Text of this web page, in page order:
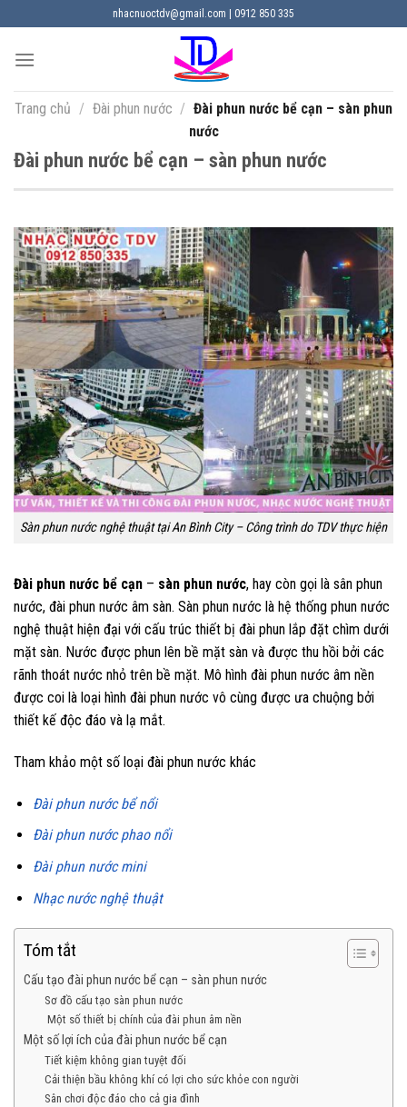
đến
nhacnuoctdv@gmail.com | 0912 850 335
Trang chủ / Đài phun nước / Đài phun nước bể cạn – sàn phun
nước
Đài phun nước bể cạn – sàn phun nước
Sàn phun nước nghệ thuật tại An Bình City – Công trình do TDV thực hiện
Đài phun nước bể cạn – sàn phun nước, hay còn gọi là sân phun
nước, đài phun nước âm sàn. Sàn phun nước là hệ thống phun nước
nghệ thuật hiện đại với cấu trúc thiết bị đài phun lắp đặt chìm dưới
mặt sàn. Nước được phun lên bề mặt sàn và được thu hồi bởi các
rãnh thoát nước nhỏ trên bề mặt. Mô hình đài phun nước âm nền
được coi là loại hình đài phun nước vô cùng được ưa chuộng bởi
thiết kế độc đáo và lạ mắt.
Tham khảo một số loại đài phun nước khác
Đài phun nước bể nổi
Đài phun nước phao nổi
Đài phun nước mini
Nhạc nước nghệ thuật
Tóm tắt
Cấu tạo đài phun nước bể cạn – sàn phun nước
Sơ đồ cấu tạo sàn phun nước
Một số thiết bị chính của đài phun âm nền
Một số lợi ích của đài phun nước bể cạn
Tiết kiệm không gian tuyệt đối
Cải thiện bầu không khí có lợi cho sức khỏe con người
Sân chơi độc đáo cho cả gia đình